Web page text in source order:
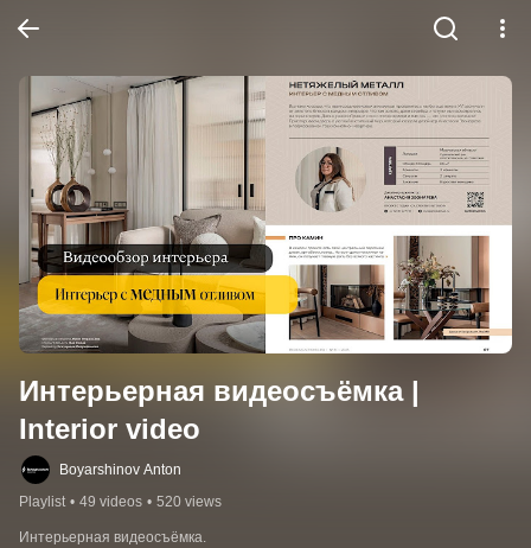
Интерьерная видеосъёмка |
Interior video
Boyarshinov Anton
Playlist • 49 videos • 520 views
Интерьерная видеосъёмка.